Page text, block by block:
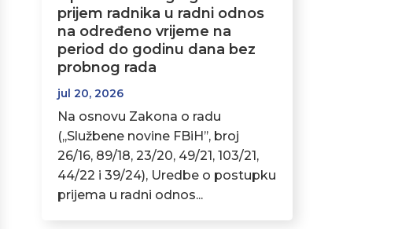
prijem radnika u radni odnos
na određeno vrijeme na
period do godinu dana bez
probnog rada
jul 20, 2026
Na osnovu Zakona o radu
(,,Službene novine FBiH’’, broj
26/16, 89/18, 23/20, 49/21, 103/21,
44/22 i 39/24), Uredbe o postupku
prijema u radni odnos...